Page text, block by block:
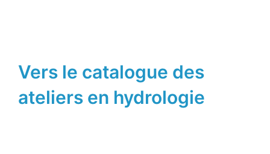
Vers le catalogue des
ateliers en hydrologie